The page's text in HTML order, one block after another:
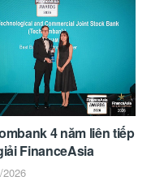
4 năm liên tiếp
FinanceAsia
2026